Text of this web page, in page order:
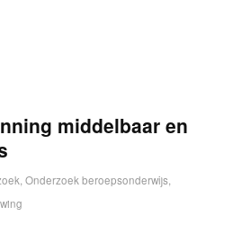
middelbaar en
,Onderzoek beroepsonderwijs,